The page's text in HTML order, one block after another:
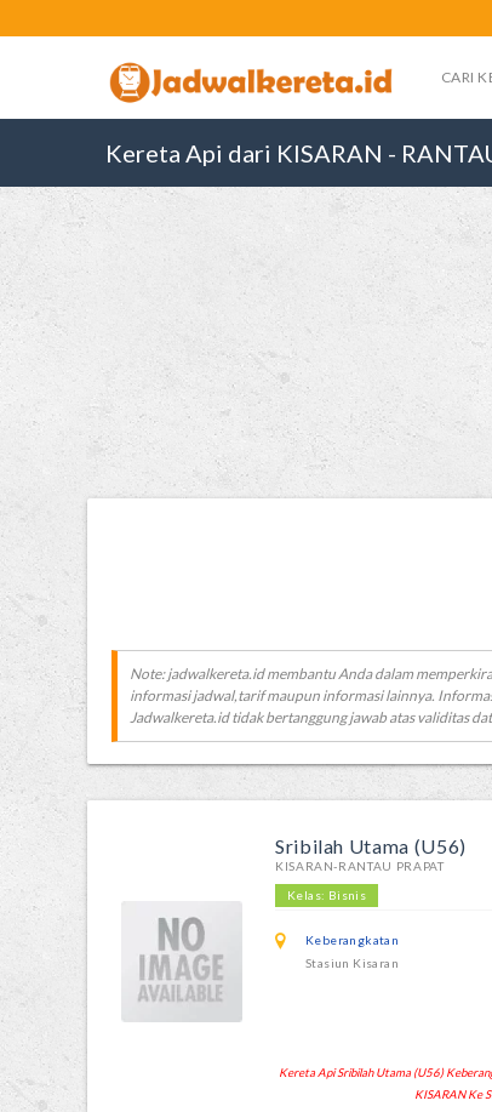
CARI
Kereta Api dari KISARAN -
Note: jadwalkereta.id membantu Anda dalam
informasi jadwal,tarif maupun informasi lainnya.
Jadwalkereta.id tidak bertanggung jawab atas validitas
Sribilah Utama (U56)
KISARAN-RANTAU PRAPAT
Kelas: Bisnis
Keberangkatan
Stasiun Kisaran
Kereta Api Sribilah Utama (U56)
KISARAN Ke